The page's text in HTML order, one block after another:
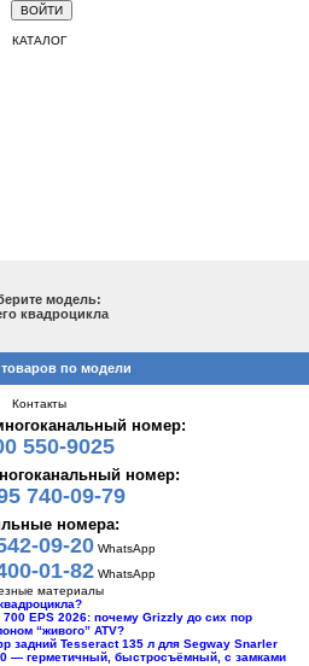
КАТАЛОГ
модель:
квадроцикла
по модели
Контакты
номер:
550-9025
номер:
740-09-79
номера:
09-20 WhatsApp
01-82 WhatsApp
материалы
700 EPS 2026: почему Grizzly до сих пор
“живого” ATV?
задний Tesseract 135 л для Segway Snarler
— герметичный, быстросъёмный, с замками